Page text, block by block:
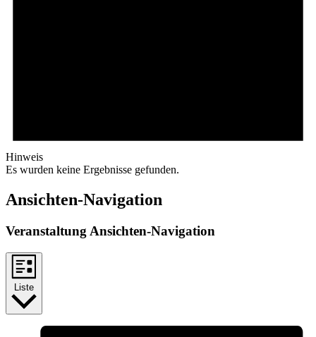
Hinweis
Es wurden keine Ergebnisse gefunden.
Ansichten-Navigation
Veranstaltung Ansichten-Navigation
Liste